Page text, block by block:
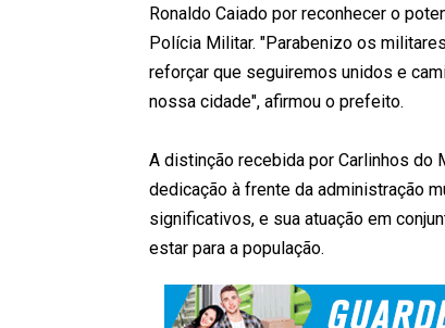
Ronaldo Caiado por reconhecer o
Polícia Militar. "Parabenizo os
reforçar que seguiremos unidos e
nossa cidade", afirmou o prefeito.
A distinção recebida por Carlinhos do
dedicação à frente da administração
significativos, e sua atuação em
estar para a população.